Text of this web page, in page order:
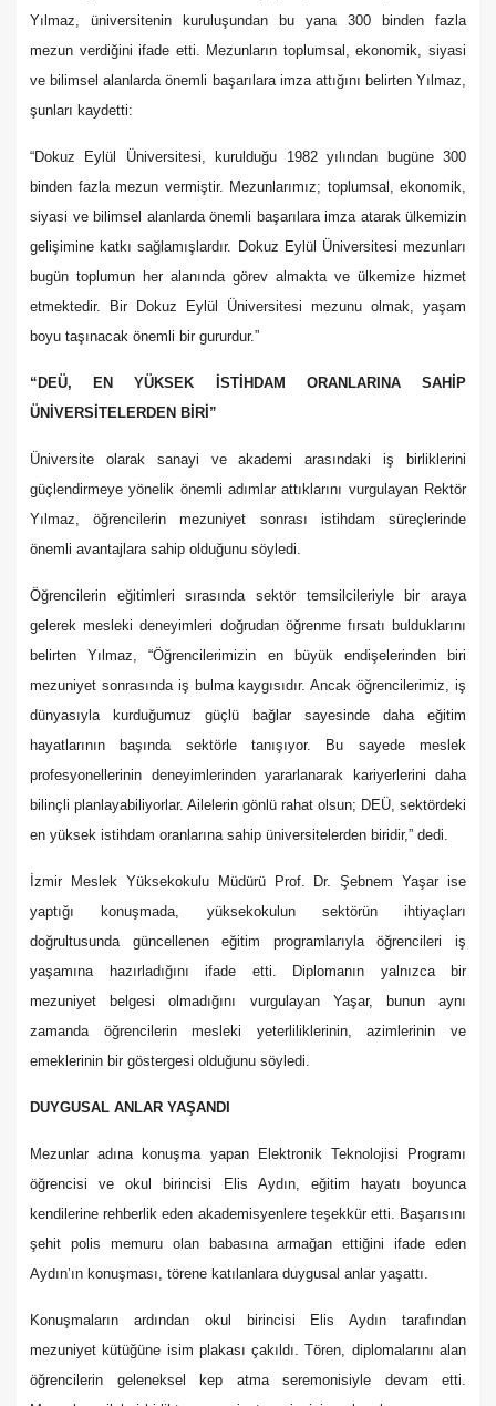
Yılmaz, üniversitenin kuruluşundan bu yana 300 binden fazla
mezun verdiğini ifade etti. Mezunların toplumsal, ekonomik, siyasi
ve bilimsel alanlarda önemli başarılara imza attığını belirten Yılmaz,
şunları kaydetti:
“Dokuz Eylül Üniversitesi, kurulduğu 1982 yılından bugüne 300
binden fazla mezun vermiştir. Mezunlarımız; toplumsal, ekonomik,
siyasi ve bilimsel alanlarda önemli başarılara imza atarak ülkemizin
gelişimine katkı sağlamışlardır. Dokuz Eylül Üniversitesi mezunları
bugün toplumun her alanında görev almakta ve ülkemize hizmet
etmektedir. Bir Dokuz Eylül Üniversitesi mezunu olmak, yaşam
boyu taşınacak önemli bir gururdur.”
“DEÜ, EN YÜKSEK İSTİHDAM ORANLARINA SAHİP
ÜNİVERSİTELERDEN BİRİ”
Üniversite olarak sanayi ve akademi arasındaki iş birliklerini
güçlendirmeye yönelik önemli adımlar attıklarını vurgulayan Rektör
Yılmaz, öğrencilerin mezuniyet sonrası istihdam süreçlerinde
önemli avantajlara sahip olduğunu söyledi.
Öğrencilerin eğitimleri sırasında sektör temsilcileriyle bir araya
gelerek mesleki deneyimleri doğrudan öğrenme fırsatı bulduklarını
belirten Yılmaz, “Öğrencilerimizin en büyük endişelerinden biri
mezuniyet sonrasında iş bulma kaygısıdır. Ancak öğrencilerimiz, iş
dünyasıyla kurduğumuz güçlü bağlar sayesinde daha eğitim
hayatlarının başında sektörle tanışıyor. Bu sayede meslek
profesyonellerinin deneyimlerinden yararlanarak kariyerlerini daha
bilinçli planlayabiliyorlar. Ailelerin gönlü rahat olsun; DEÜ, sektördeki
en yüksek istihdam oranlarına sahip üniversitelerden biridir,” dedi.
İzmir Meslek Yüksekokulu Müdürü Prof. Dr. Şebnem Yaşar ise
yaptığı konuşmada, yüksekokulun sektörün ihtiyaçları
doğrultusunda güncellenen eğitim programlarıyla öğrencileri iş
yaşamına hazırladığını ifade etti. Diplomanın yalnızca bir
mezuniyet belgesi olmadığını vurgulayan Yaşar, bunun aynı
zamanda öğrencilerin mesleki yeterliliklerinin, azimlerinin ve
emeklerinin bir göstergesi olduğunu söyledi.
DUYGUSAL ANLAR YAŞANDI
Mezunlar adına konuşma yapan Elektronik Teknolojisi Programı
öğrencisi ve okul birincisi Elis Aydın, eğitim hayatı boyunca
kendilerine rehberlik eden akademisyenlere teşekkür etti. Başarısını
şehit polis memuru olan babasına armağan ettiğini ifade eden
Aydın’ın konuşması, törene katılanlara duygusal anlar yaşattı.
Konuşmaların ardından okul birincisi Elis Aydın tarafından
mezuniyet kütüğüne isim plakası çakıldı. Tören, diplomalarını alan
öğrencilerin geleneksel kep atma seremonisiyle devam etti.